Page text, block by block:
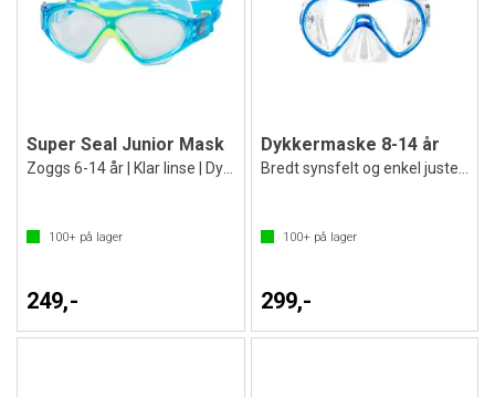
Super Seal Junior Mask
100+ på lager
249,-
Dykkermaske 8-14 år
100+på lager
299,-